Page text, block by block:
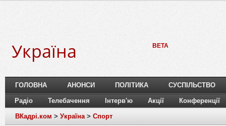
Україна BETA
ГОЛОВНА АНОНСИ ПОЛІТИКА СУСПІЛЬСТВО
Радіо Телебачення Інтерв'ю Акції Конференції
ВКадрі.ком > Україна> Спорт